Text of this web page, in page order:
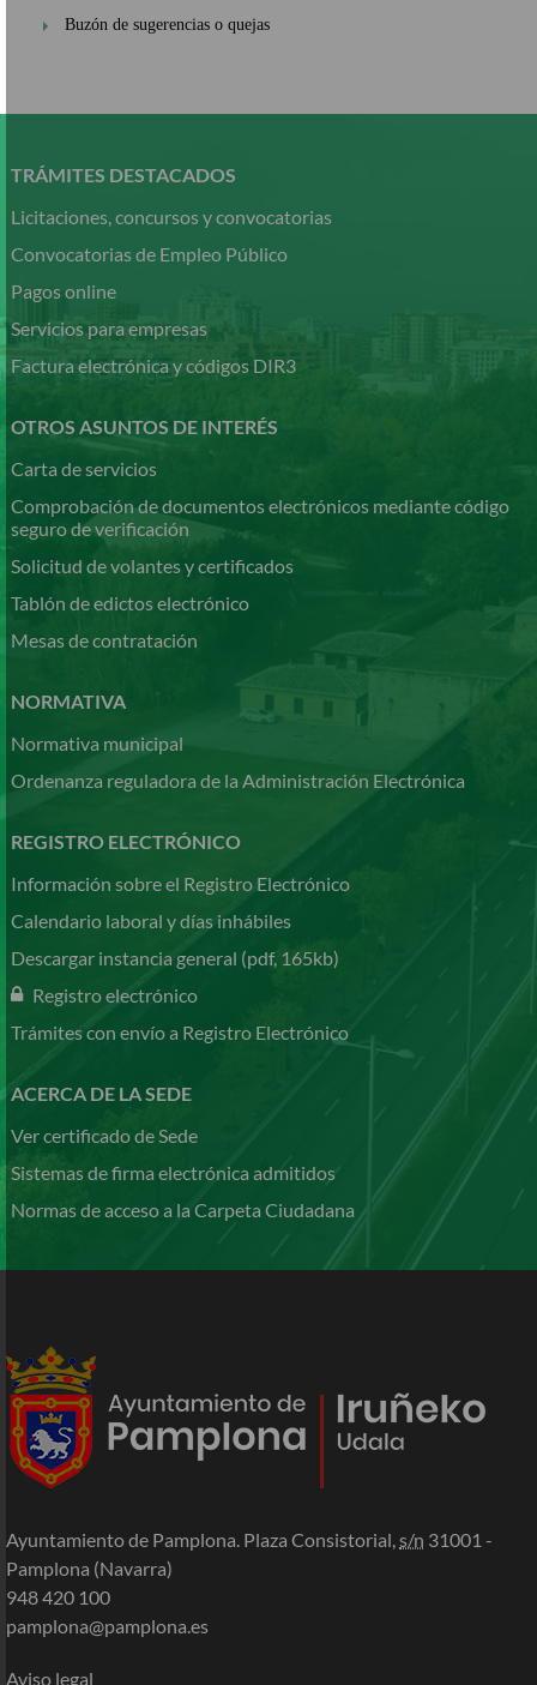
Buzón de sugerencias o quejas
contenido
TRÁMITES DESTACADOS
Licitaciones, concursos y convocatorias
Convocatorias de Empleo Público
Pagos online
Servicios para empresas
Factura electrónica y códigos DIR3
OTROS ASUNTOS DE INTERÉS
Carta de servicios
Comprobación de documentos electrónicos mediante código
seguro de verificación
Solicitud de volantes y certificados
Tablón de edictos electrónico
Mesas de contratación
NORMATIVA
Normativa municipal
Ordenanza reguladora de la Administración Electrónica
REGISTRO ELECTRÓNICO
Información sobre el Registro Electrónico
Calendario laboral y días inhábiles
Descargar instancia general (pdf, 165kb)
Registro electrónico
Trámites con envío a Registro Electrónico
ACERCA DE LA SEDE
Ver certificado de Sede
Sistemas de firma electrónica admitidos
Normas de acceso a la Carpeta Ciudadana
Ayuntamiento de Pamplona. Plaza Consistorial,s/n 31001 -
Pamplona (Navarra)
948 420 100
pamplona@pamplona.es
Aviso legal